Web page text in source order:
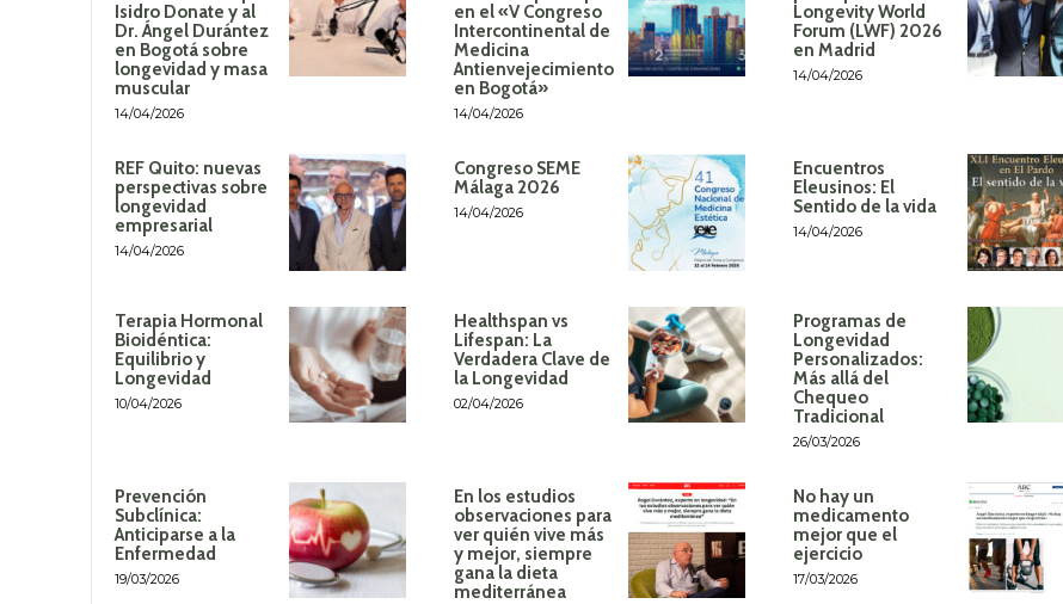
Isidro Donate y al
Dr. Ángel Durántez
en Bogotá sobre
longevidad y masa
muscular
14/04/2026
en el «V Congreso
Intercontinental de
Medicina
Antienvejecimiento
en Bogotá»
14/04/2026
Longevity World
Forum (LWF) 2026
en Madrid
14/04/2026
REF Quito: nuevas
perspectivas sobre
longevidad
empresarial
14/04/2026
Congreso SEME
Málaga 2026
14/04/2026
Encuentros
Eleusinos: El
Sentido de la vida
14/04/2026
Terapia Hormonal
Bioidéntica:
Equilibrio y
Longevidad
10/04/2026
Healthspan vs
Lifespan: La
Verdadera Clave de
la Longevidad
02/04/2026
Programas de
Longevidad
Personalizados:
Más allá del
Chequeo
Tradicional
26/03/2026
Prevención
Subclínica:
Anticiparse a la
Enfermedad
19/03/2026
En los estudios
observaciones para
ver quién vive más
y mejor, siempre
gana la dieta
mediterránea
No hay un
medicamento
mejor que el
ejercicio
17/03/2026